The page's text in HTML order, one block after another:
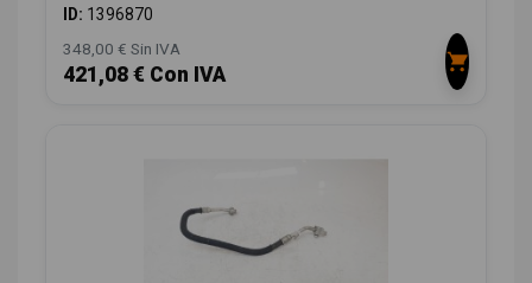
ID: 1396870
348,00 € Sin IVA
421,08 € Con IVA